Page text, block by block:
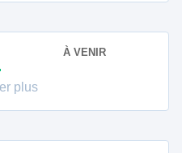
À VENIR
plus